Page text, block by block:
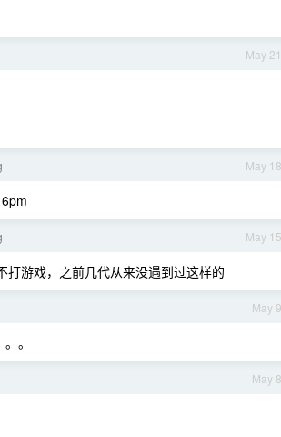
May 21
May 18
May 15
游戏，之前几代从来没遇到过这样的
May 9
。
May 8